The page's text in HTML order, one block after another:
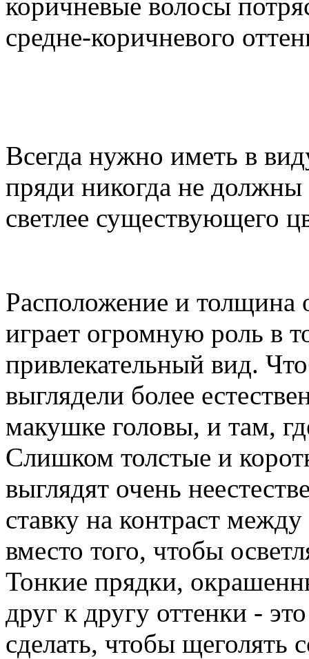
средне-коричневого
Всегда нужно иметь в
пряди никогда не
светлее существующего
Расположение и толщина
играет огромную роль в
привлекательный вид.
выглядели более
макушке головы, и там,
Слишком толстые и
выглядят очень
ставку на контраст
вместо того, чтобы
Тонкие прядки,
друг к другу оттенки -
сделать, чтобы щеголять